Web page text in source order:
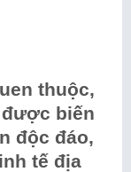
thuộc,
biến
độc đáo,
tế địa